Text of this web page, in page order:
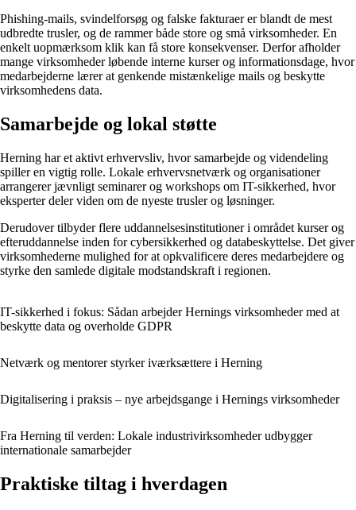
Phishing-mails, svindelforsøg og falske fakturaer er blandt de mest
udbredte trusler, og de rammer både store og små virksomheder. En
enkelt uopmærksom klik kan få store konsekvenser. Derfor afholder
mange virksomheder løbende interne kurser og informationsdage, hvor
medarbejderne lærer at genkende mistænkelige mails og beskytte
virksomhedens data.
Samarbejde og lokal støtte
Herning har et aktivt erhvervsliv, hvor samarbejde og videndeling
spiller en vigtig rolle. Lokale erhvervsnetværk og organisationer
arrangerer jævnligt seminarer og workshops om IT-sikkerhed, hvor
eksperter deler viden om de nyeste trusler og løsninger.
Derudover tilbyder flere uddannelsesinstitutioner i området kurser og
efteruddannelse inden for cybersikkerhed og databeskyttelse. Det giver
virksomhederne mulighed for at opkvalificere deres medarbejdere og
styrke den samlede digitale modstandskraft i regionen.
IT-sikkerhed i fokus: Sådan arbejder Hernings virksomheder med at
beskytte data og overholde GDPR
Netværk og mentorer styrker iværksættere i Herning
Digitalisering i praksis – nye arbejdsgange i Hernings virksomheder
Fra Herning til verden: Lokale industrivirksomheder udbygger
internationale samarbejder
Praktiske tiltag i hverdagen